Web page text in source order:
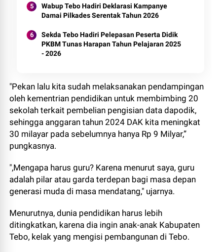
Wabup Tebo Hadiri Deklarasi Kampanye
Damai Pilkades Serentak Tahun 2026
Sekda Tebo Hadiri Pelepasan Peserta Didik
PKBM Tunas Harapan Tahun Pelajaran 2025
- 2026
"Pekan lalu kita sudah melaksanakan pendampingan
oleh kementrian pendidikan untuk membimbing 20
sekolah terkait pembelian pengisian data dapodik,
sehingga anggaran tahun 2024 DAK kita meningkat
30 milayar pada sebelumnya hanya Rp 9 Milyar,”
pungkasnya.
",Mengapa harus guru? Karena menurut saya, guru
adalah pilar atau garda terdepan bagi masa depan
generasi muda di masa mendatang," ujarnya.
Menurutnya, dunia pendidikan harus lebih
ditingkatkan, karena dia ingin anak-anak Kabupaten
Tebo, kelak yang mengisi pembangunan di Tebo.